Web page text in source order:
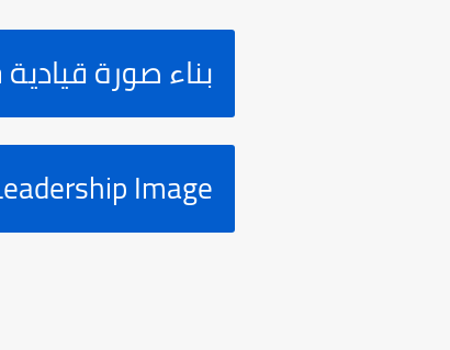
بناء صورة
Image